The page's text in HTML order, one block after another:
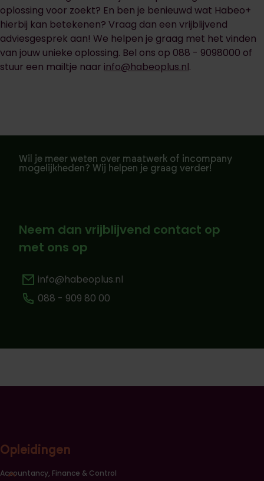
oplossing voor zoekt? En ben je benieuwd wat Habeo+
hierbij kan betekenen? Vraag dan een vrijblijvend
adviesgesprek aan! We helpen je graag met het vinden
van jouw unieke oplossing. Bel ons op 088 - 9098000 of
stuur een mailtje naar info@habeoplus.nl.
Wil je meer weten over maatwerk of incompany
mogelijkheden? Wij helpen je graag verder!
Neem dan vrijblijvend contact op
met ons op
info@habeoplus.nl
088 - 909 80 00
Opleidingen
Sluiten opleidingscategorieën link lijst
Accountancy, Finance & Control